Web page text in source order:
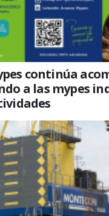
continúa
a las mypes